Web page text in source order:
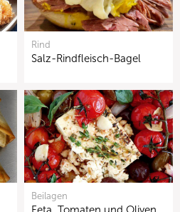
Rind
Salz-Rindfleisch-Bagel
Beilagen